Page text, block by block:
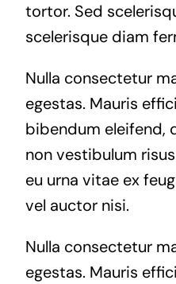
tortor. Sed
scelerisque diam
Nulla consectetur
egestas. Mauris
bibendum eleifend,
non vestibulum
eu urna vitae ex
vel auctor nisi.
Nulla consectetur
egestas. Mauris